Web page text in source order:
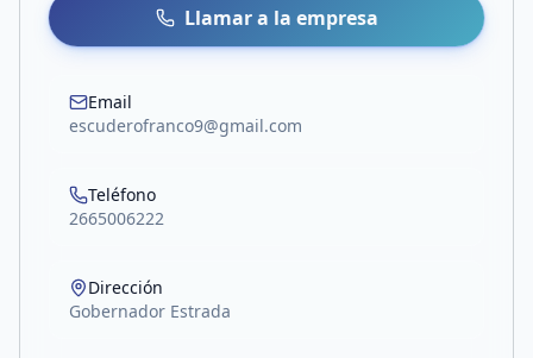
Llamar a la empresa
Email
escuderofranco9@gmail.com
Teléfono
2665006222
Dirección
Gobernador Estrada